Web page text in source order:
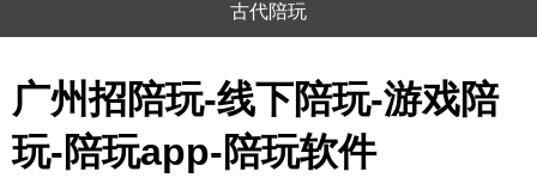
古代陪玩
广州招陪玩-线下陪玩-游戏陪
玩-陪玩app-陪玩软件